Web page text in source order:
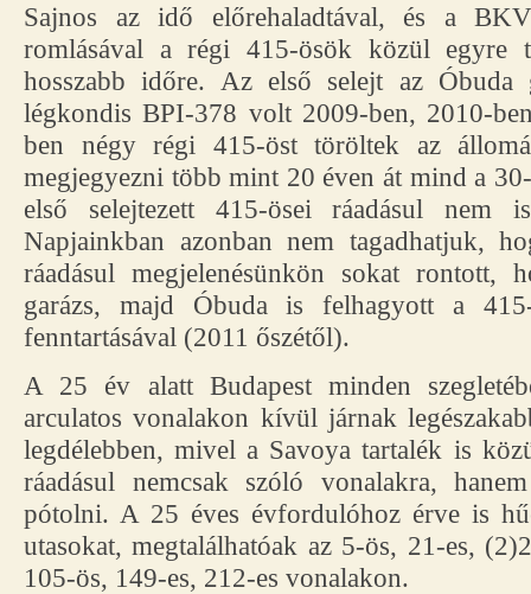
Sajnos az idő előrehaladtával, és a
romlásával a régi 415-ösök közül egyre
hosszabb időre. Az első selejt az Óbuda
légkondis BPI-378 volt 2009-ben, 2010-
ben négy régi 415-öst töröltek az
megjegyezni több mint 20 éven át mind a
első selejtezett 415-ösei ráadásul
Napjainkban azonban nem tagadhatjuk,
ráadásul megjelenésünkön sokat rontott,
garázs, majd Óbuda is felhagyott a
fenntartásával (2011 őszétől).
A 25 év alatt Budapest minden
arculatos vonalakon kívül járnak
legdélebben, mivel a Savoya tartalék is
ráadásul nemcsak szóló vonalakra,
pótolni. A 25 éves évfordulóhoz érve is
utasokat, megtalálhatóak az 5-ös, 21-es,
105-ös, 149-es, 212-es vonalakon.